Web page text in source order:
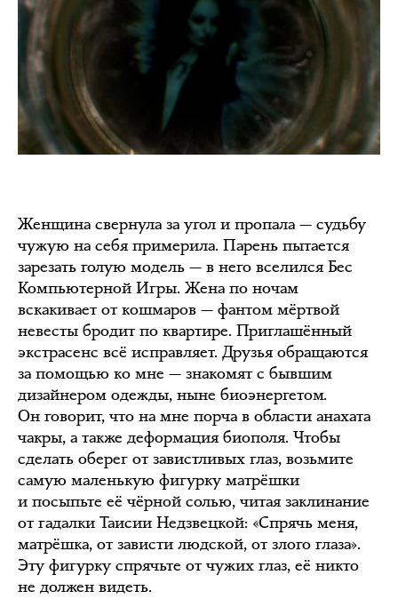
Женщина свернула за угол и пропала — судьбу
чужую на себя примерила. Парень пытается
зарезать голую модель — в него вселился Бес
Компьютерной Игры. Жена по ночам
вскакивает от кошмаров — фантом мёртвой
невесты бродит по квартире. Приглашённый
экстрасенс всё исправляет. Друзья обращаются
за помощью ко мне — знакомят с бывшим
дизайнером одежды, ныне биоэнергетом.
Он говорит, что на мне порча в области анахата
чакры, а также деформация биополя. Чтобы
сделать оберег от завистливых глаз, возьмите
самую маленькую фигурку матрёшки
и посыпьте её чёрной солью, читая заклинание
от гадалки Таисии Недзвецкой: «Спрячь меня,
матрёшка, от зависти людской, от злого глаза».
Эту фигурку спрячьте от чужих глаз, её никто
не должен видеть.